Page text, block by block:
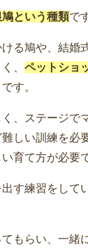
鳩という種類で
る鳩や、結婚
、 ペットショ
す。
、ステージで
しい訓練を必
育て方が必要
す練習をして
もらい、一緒